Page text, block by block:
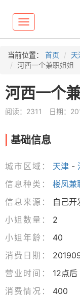
Toggle
navigation
当前位置： 首页 天
河西一个兼职姐姐
河西一个
阅读：2311 日期：
基础信息
城市区域： 天津 -
信息种类：
楼凤兼
信息来源：
自己开
小姐数量：
2
小姐年龄：
40
消费日期：
营业时间：
12点后
消费情况：
400